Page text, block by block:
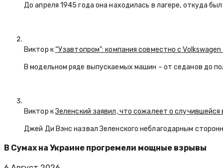
До апреля 1945 года она находилась в лагере, откуда
Виктор к“Узавтопром”: компания совместно с
В модельном ряде выпускаемых машин – от седанов до
Виктор кЗеленский заявил, что сожалеет о
Джей Ди Вэнс назвал Зеленского неблагодарным
В Сумах на Украине прогремели мощные взрывы